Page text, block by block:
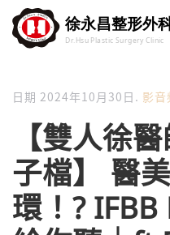
日期 2024年10月30日 . 影音
【雙人徐
子檔】 醫
環！?